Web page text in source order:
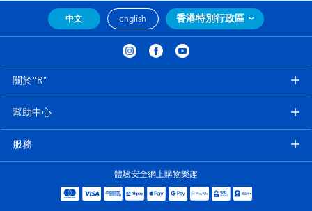
娃娃, 芭比,收藏公仔
益智學習玩具
戶外及運動用品
Pokemon寶可夢
LeapFrog跳跳蛙
14歳以上
中文 english 香港特別行政區
關於"R"
幫助中心
服務
體驗安全網上購物樂趣